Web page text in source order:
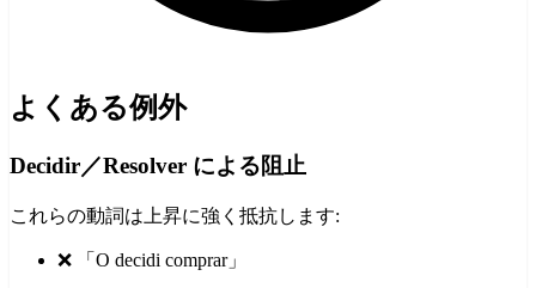
よくある例外
Decidir／Resolver による阻止
これらの動詞は上昇に強く抵抗します:
❌ 「O decidi comprar」